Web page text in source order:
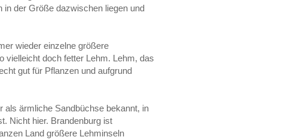
in der Größe dazwischen liegen und
wieder einzelne größere
vielleicht doch fetter Lehm. Lehm, das
gut für Pflanzen und aufgrund
als ärmliche Sandbüchse bekannt, in
Nicht hier. Brandenburg ist
Land größere Lehminseln